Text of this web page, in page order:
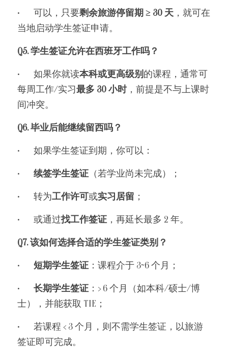
•	可以，只要剩余旅游停留期 ≥ 30 天 ，就可在
当地启动学生签证申请。
Q5. 学生签证允许在西班牙工作吗？
•	如果你就读本科或更高级别 的课程，通常可
每周工作/实习最多 30 小时，前提是不与上课时
间冲突。
Q6. 毕业后能继续留西吗？
•	如果学生签证到期，你可以：
续签学生签证 （若学业尚未完成）；
•	转为工作许可或实习居留 ；
•	或通过找工作签证 ，再延长最多 2 年。
Q7. 该如何选择合适的学生签证类别？
短期学生签证 ：课程介于 3~6 个月；
长期学生签证 ：> 6 个月（如本科/硕士/博
士），并能获取 TIE；
•	若课程 < 3 个月，则不需学生签证，以旅游
签证即可完成。